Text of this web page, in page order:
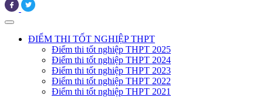
ĐIỂM THI TỐT NGHIỆP THPT
Điểm thi tốt nghiệp THPT 2025
Điểm thi tốt nghiệp THPT 2024
Điểm thi tốt nghiệp THPT 2023
Điểm thi tốt nghiệp THPT 2022
Điểm thi tốt nghiệp THPT 2021